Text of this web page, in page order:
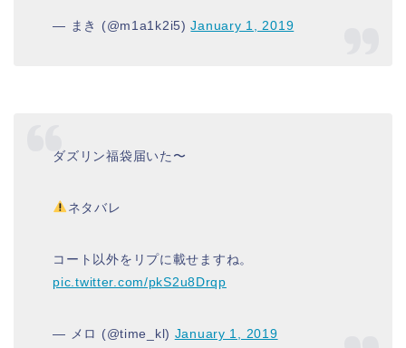
— まき (@m1a1k2i5)January 1, 2019
ダズリン福袋届いた〜
ネタバレ
コート以外をリプに載せますね。
pic.twitter.com/pkS2u8Drqp
— メロ (@time_kl) January 1, 2019